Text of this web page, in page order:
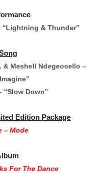
“Lightning & Thunder”
. & Meshell Ndegeocello –
“Slow Down”
Edition Package
– Mode
For The Dance